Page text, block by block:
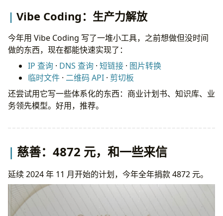
Vibe Coding：生产力解放
今年用 Vibe Coding 写了一堆小工具，之前想做但没时间
做的东西，现在都能快速实现了：
IP 查询 · DNS 查询 · 短链接 · 图片转换
临时文件 · 二维码 API · 剪切板
还尝试用它写一些体系化的东西：商业计划书、知识库、业
务领先模型。好用，推荐。
慈善：4872 元，和一些来信
延续 2024 年 11 月开始的计划，今年全年捐款 4872 元。